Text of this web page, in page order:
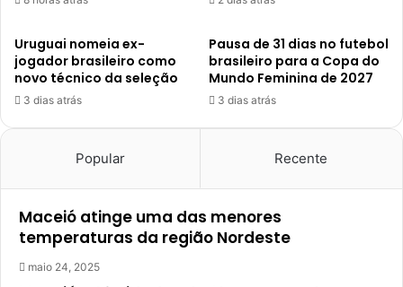
Uruguai nomeia ex-
jogador brasileiro como
novo técnico da seleção
3 dias atrás
Pausa de 31 dias no futebol
brasileiro para a Copa do
Mundo Feminina de 2027
3 dias atrás
Popular Recente
Maceió atinge uma das menores
temperaturas da região Nordeste
maio 24, 2025